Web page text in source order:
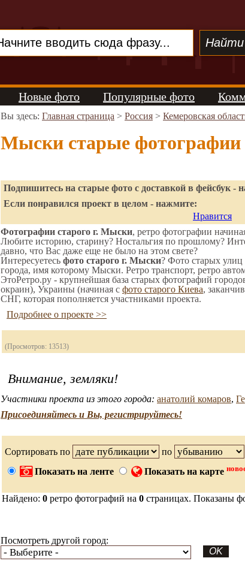
Новые фото Популярные фото
Вы здесь: Главная страница > Россия > Кемеровская
Мыски старые фотографии
Подпишитесь на старые фото с доставкой в фейсбук -
Если понравился проект в целом - нажмите:
Нравится
Фотографии старого г. Мыски, ретро фотографии
Любите историю, старину? Ностальгия по прошлому?
давно, что Вас даже еще не было на этом свете?
Интересуетесь фото старого г. Мыски? Фото старых улиц
города, имя которому Мыски. Ретро транспорт, ретро
ЭтоРетро.ру - крупнейшая база старых фотографий
окраин), Украины (начиная с фото старого Киева,
СНГ, которая пополняется участниками проекта.
Подробнее о проекте >>
(Просмотров: 13513)
Внимание, земляки!
Участники проекта из этого города: анатолий комаров,
Присоединяйтесь и Вы, регистрируйтесь!
Сортировать по
по
Показать на ленте
Показать на карте
Найдено: 0 ретро фотографий на 0 страницах. Показаны
Посмотреть другой город: